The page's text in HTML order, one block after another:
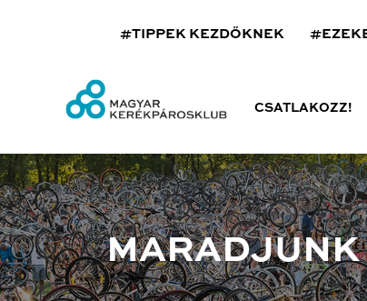
#TIPPEK KEZDŐKNEK
CSATLAKOZZ!
MARADJUNK